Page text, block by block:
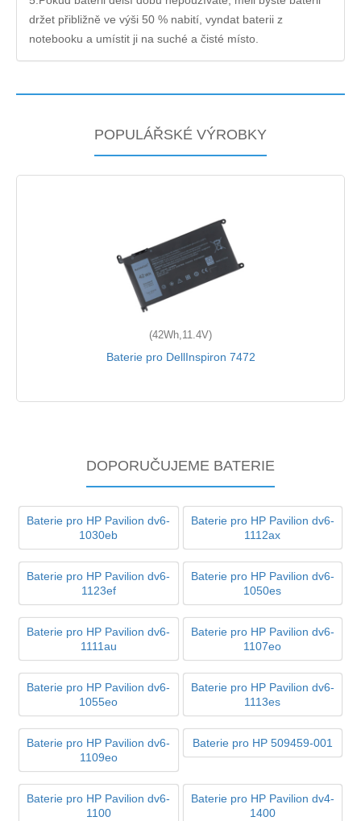
držet přibližně ve výši 50 % nabití, vyndat baterii z
notebooku a umístit ji na suché a čisté místo.
POPULÁŘSKÉ VÝROBKY
(42Wh,11.4V)
Baterie pro DellInspiron 7472
DOPORUČUJEME BATERIE
Baterie pro HP Pavilion dv6-
1030eb
Baterie pro HP Pavilion dv6-
1112ax
Baterie pro HP Pavilion dv6-
1123ef
Baterie pro HP Pavilion dv6-
1050es
Baterie pro HP Pavilion dv6-
1111au
Baterie pro HP Pavilion dv6-
1107eo
Baterie pro HP Pavilion dv6-
1055eo
Baterie pro HP Pavilion dv6-
1113es
Baterie pro HP Pavilion dv6-
1109eo
Baterie pro HP 509459-001
Baterie pro HP Pavilion dv6-
1100
Baterie pro HP Pavilion dv4-
1400